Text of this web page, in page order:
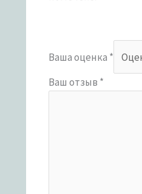
Ваша оценка *
Ваш отзыв *